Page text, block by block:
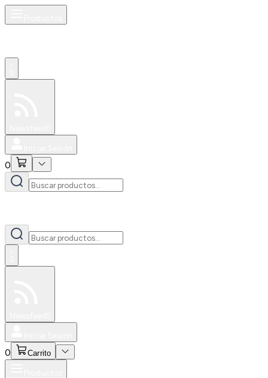
0
0 Carrito